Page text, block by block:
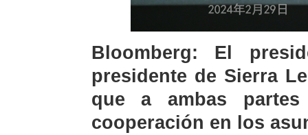
Bloomberg: El
presidente de Sierra
que a ambas
cooperación en los